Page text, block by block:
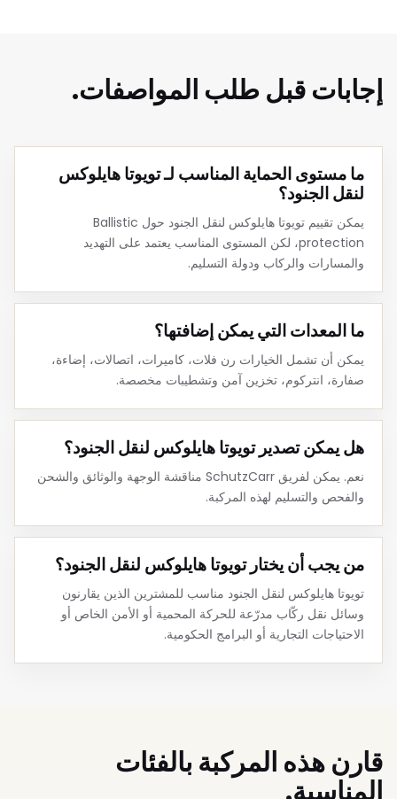
إجابات قبل طلب المواصفات.
ما مستوى الحماية المناسب لـ تويوتا هايلوكس
لنقل الجنود؟
يمكن تقييم تويوتا هايلوكس لنقل الجنود حول Ballistic
protection، لكن المستوى المناسب يعتمد على التهديد
والمسارات والركاب ودولة التسليم.
ما المعدات التي يمكن إضافتها؟
يمكن أن تشمل الخيارات رن فلات، كاميرات، اتصالات، إضاءة،
صفارة، انتركوم، تخزين آمن وتشطيبات مخصصة.
هل يمكن تصدير تويوتا هايلوكس لنقل الجنود؟
نعم. يمكن لفريق SchutzCarr مناقشة الوجهة والوثائق والشحن
والفحص والتسليم لهذه المركبة.
من يجب أن يختار تويوتا هايلوكس لنقل الجنود؟
تويوتا هايلوكس لنقل الجنود مناسب للمشترين الذين يقارنون
وسائل نقل ركّاب مدرّعة للحركة المحمية أو الأمن الخاص أو
الاحتياجات التجارية أو البرامج الحكومية.
قارن هذه المركبة بالفئات
المناسبة.